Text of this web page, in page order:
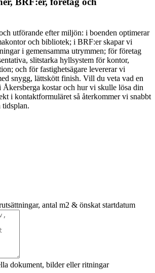
utförande efter miljön: i boenden optimerar
och bibliotek; i BRF:er skapar vi
i gemensamma utrymmen; för företag
slitstarka hyllsystem för kontor,
och för fastighetsägare levererar vi
snygg, lättskött finish. Vill du veta vad en
kostar och hur vi skulle lösa din
i kontaktformuläret så återkommer vi snabbt
tidsplan.
antal m2 & önskat startdatum
dokument, bilder eller ritningar